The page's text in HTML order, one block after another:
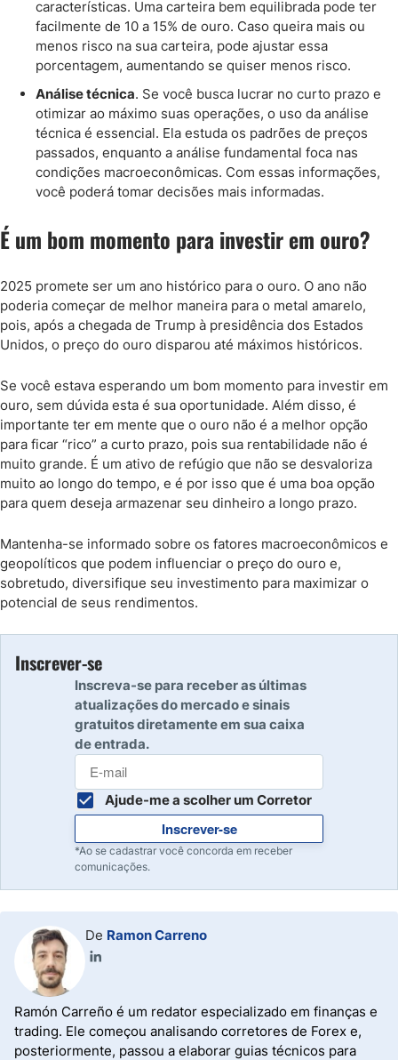
características. Uma carteira bem equilibrada pode ter
facilmente de 10 a 15% de ouro. Caso queira mais ou
menos risco na sua carteira, pode ajustar essa
porcentagem, aumentando se quiser menos risco.
Análise técnica. Se você busca lucrar no curto prazo e
otimizar ao máximo suas operações, o uso da análise
técnica é essencial. Ela estuda os padrões de preços
passados, enquanto a análise fundamental foca nas
condições macroeconômicas. Com essas informações,
você poderá tomar decisões mais informadas.
É um bom momento para investir em ouro?
2025 promete ser um ano histórico para o ouro. O ano não
poderia começar de melhor maneira para o metal amarelo,
pois, após a chegada de Trump à presidência dos Estados
Unidos, o preço do ouro disparou até máximos históricos.
Se você estava esperando um bom momento para investir em
ouro, sem dúvida esta é sua oportunidade. Além disso, é
importante ter em mente que o ouro não é a melhor opção
para ficar “rico” a curto prazo, pois sua rentabilidade não é
muito grande. É um ativo de refúgio que não se desvaloriza
muito ao longo do tempo, e é por isso que é uma boa opção
para quem deseja armazenar seu dinheiro a longo prazo.
Mantenha-se informado sobre os fatores macroeconômicos e
geopolíticos que podem influenciar o preço do ouro e,
sobretudo, diversifique seu investimento para maximizar o
potencial de seus rendimentos.
Inscrever-se
Inscreva-se para receber as últimas
atualizações do mercado e sinais
gratuitos diretamente em sua caixa
de entrada.
Ajude-me a scolher um Corretor
Inscrever-se
*Ao se cadastrar você concorda em receber
comunicações.
De Ramon Carreno
Ramón Carreño é um redator especializado em finanças e
trading. Ele começou analisando corretores de Forex e,
posteriormente, passou a elaborar guias técnicos para